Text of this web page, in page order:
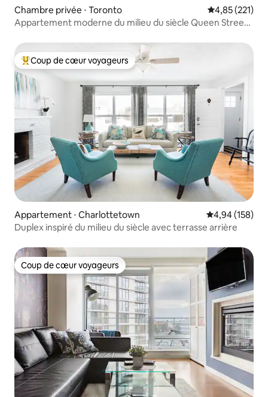
Chambre privée ⋅ Toronto Évaluation
4,85 (221)
Appartement moderne du milieu du siècle Queen Street
Coups de cœur voyageurs les plus appréciés
Coup de cœur voyageurs
Appartement ⋅ Charlottetown Évaluation
4,94 (158)
Duplex inspiré du milieu du siècle avec terrasse arrière
Coup de cœur voyageurs
Coup de cœur voyageurs